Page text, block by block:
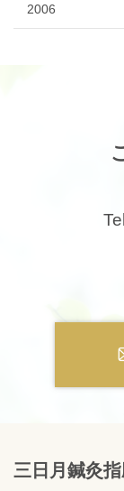
2006
三日月鍼灸